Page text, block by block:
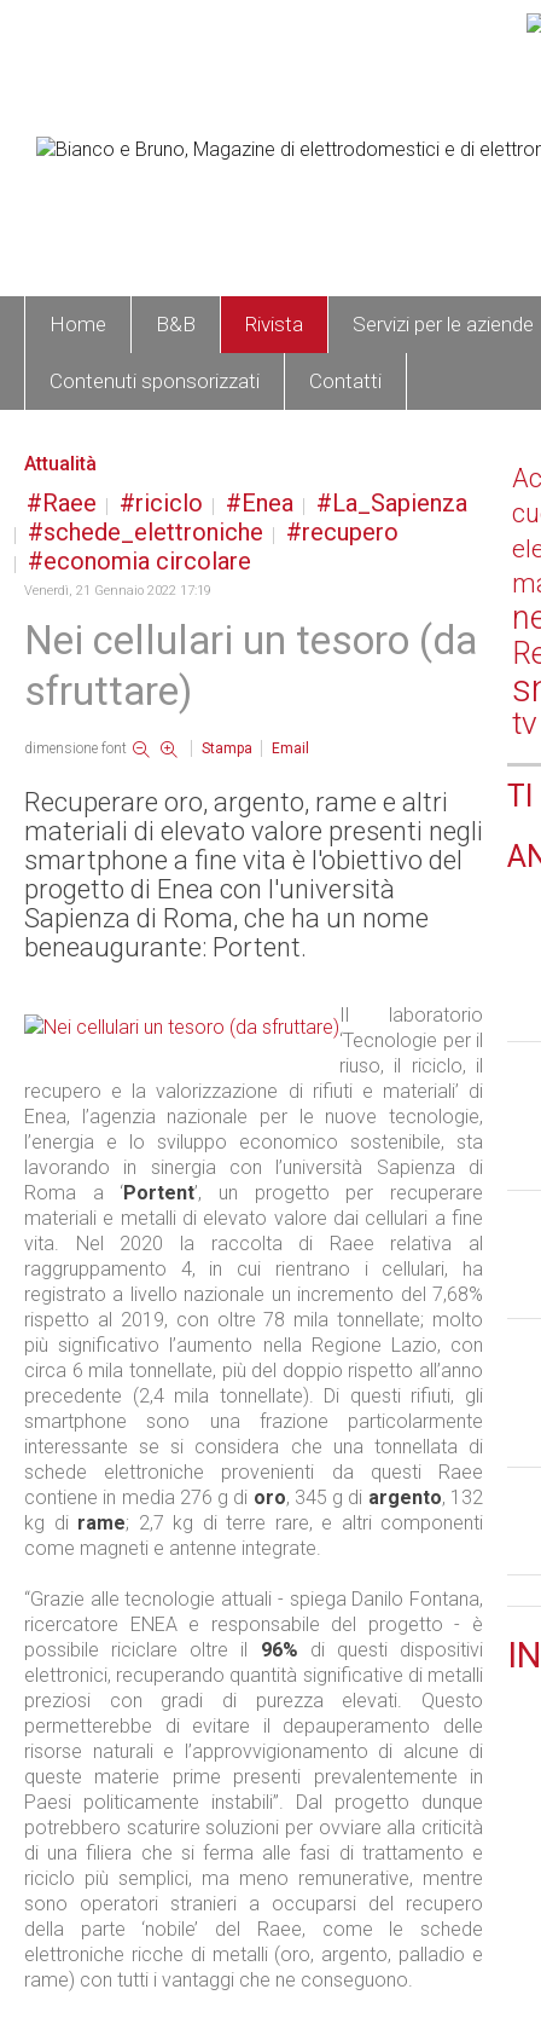
Home B&B Rivista Servizi per le aziende
Contenuti sponsorizzati Contatti
Attualità
Raee riciclo Enea
La_Sapienza
schede_elettroniche
recupero
economia circolare
Venerdì, 21 Gennaio 2022 17:19
Nei cellulari un tesoro (da
sfruttare)
dimensione font Stampa Email
Recuperare oro, argento, rame e altri
materiali di elevato valore presenti negli
smartphone a fine vita è l'obiettivo del
progetto di Enea con l'università
Sapienza di Roma, che ha un nome
beneaugurante: Portent.
Il laboratorio
‘Tecnologie per il
riuso, il riciclo, il
recupero e la valorizzazione di rifiuti e materiali’ di
Enea, l’agenzia nazionale per le nuove tecnologie,
l’energia e lo sviluppo economico sostenibile, sta
lavorando in sinergia con l’università Sapienza di
Roma a ‘Portent’, un progetto per recuperare
materiali e metalli di elevato valore dai cellulari a fine
vita. Nel 2020 la raccolta di Raee relativa al
raggruppamento 4, in cui rientrano i cellulari, ha
registrato a livello nazionale un incremento del 7,68%
rispetto al 2019, con oltre 78 mila tonnellate; molto
più significativo l’aumento nella Regione Lazio, con
circa 6 mila tonnellate, più del doppio rispetto all’anno
precedente (2,4 mila tonnellate). Di questi rifiuti, gli
smartphone sono una frazione particolarmente
interessante se si considera che una tonnellata di
schede elettroniche provenienti da questi Raee
contiene in media 276 g di oro, 345 g di argento, 132
kg dirame; 2,7 kg di terre rare, e altri componenti
come magneti e antenne integrate.
“Grazie alle tecnologie attuali - spiega Danilo Fontana,
ricercatore ENEA e responsabile del progetto - è
possibile riciclare oltre il 96% di questi dispositivi
elettronici, recuperando quantità significative di metalli
preziosi con gradi di purezza elevati. Questo
permetterebbe di evitare il depauperamento delle
risorse naturali e l’approvvigionamento di alcune di
queste materie prime presenti prevalentemente in
Paesi politicamente instabili”. Dal progetto dunque
potrebbero scaturire soluzioni per ovviare alla criticità
di una filiera che si ferma alle fasi di trattamento e
riciclo più semplici, ma meno remunerative, mentre
sono operatori stranieri a occuparsi del recupero
della parte ‘nobile’ del Raee, come le schede
elettroniche ricche di metalli (oro, argento, palladio e
rame) con tutti i vantaggi che ne conseguono.
tv
TI
IN